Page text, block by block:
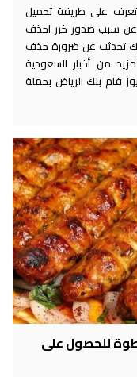
على طريقة تحميل
عن سبب صدور خبر احذف
تحدثت عن ضرورة حذف
من أخبار السعودية
قام بنك الرياض بحملة
للحصول على